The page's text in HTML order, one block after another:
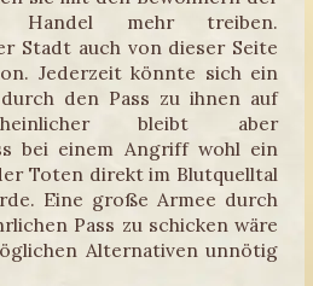
Handel mehr treiben.
Stadt auch von dieser Seite
Jederzeit könnte sich ein
den Pass zu ihnen auf
bleibt aber
bei einem Angriff wohl ein
Toten direkt im Blutquelltal
Eine große Armee durch
Pass zu schicken wäre
Alternativen unnötig